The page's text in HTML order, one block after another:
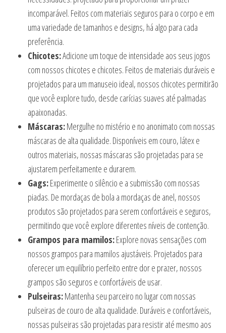
incomparável. Feitos com materiais seguros para o corpo e em
uma variedade de tamanhos e designs, há algo para cada
preferência.
Chicotes:Adicione um toque de intensidade aos seus jogos
com nossos chicotes e chicotes. Feitos de materiais duráveis e
projetados para um manuseio ideal, nossos chicotes permitirão
que você explore tudo, desde carícias suaves até palmadas
apaixonadas.
Máscaras:Mergulhe no mistério e no anonimato com nossas
máscaras de alta qualidade. Disponíveis em couro, látex e
outros materiais, nossas máscaras são projetadas para se
ajustarem perfeitamente e durarem.
Gags:Experimente o silêncio e a submissão com nossas
piadas. De mordaças de bola a mordaças de anel, nossos
produtos são projetados para serem confortáveis e seguros,
permitindo que você explore diferentes níveis de contenção.
Grampos para mamilos:Explore novas sensações com
nossos grampos para mamilos ajustáveis. Projetados para
oferecer um equilíbrio perfeito entre dor e prazer, nossos
grampos são seguros e confortáveis de usar.
Pulseiras:Mantenha seu parceiro no lugar com nossas
pulseiras de couro de alta qualidade. Duráveis e confortáveis,
nossas pulseiras são projetadas para resistir até mesmo aos